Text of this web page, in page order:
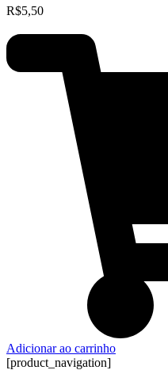
R$5,50
Adicionar ao carrinho
[product_navigation]